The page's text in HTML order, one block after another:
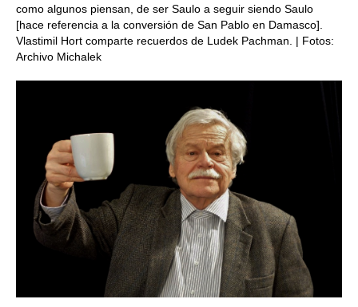
como algunos piensan, de ser Saulo a seguir siendo Saulo
[hace referencia a la conversión de San Pablo en Damasco].
Vlastimil Hort comparte recuerdos de Ludek Pachman. | Fotos:
Archivo Michalek